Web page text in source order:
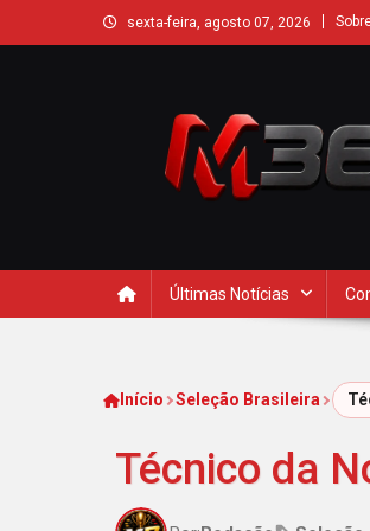
sexta-feira, agosto 07, 2026
Últimas Notícias
Início Seleção Brasileira
Técnico da